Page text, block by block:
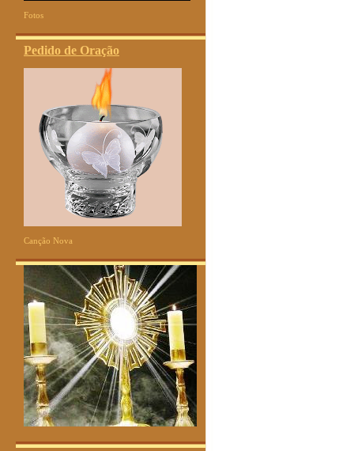
Fotos
Pedido de Oração
Canção Nova